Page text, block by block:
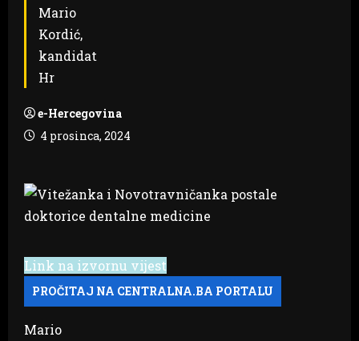
Mario
Kordić,
kandidat
Hr
e-Hercegovina
4 prosinca, 2024
Link na izvornu vijest
Mario